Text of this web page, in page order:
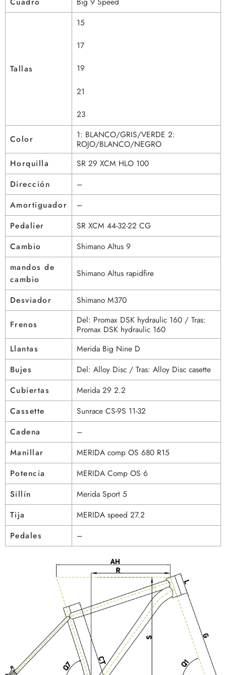
Tallas
15
17
19
21
23
Color
1: BLANCO/GRIS/VERDE 2:
ROJO/BLANCO/NEGRO
Horquilla
SR 29 XCM HLO 100
Dirección
–
Amortiguador
–
Pedalier
SR XCM 44-32-22 CG
Cambio
Shimano Altus 9
mandos de
cambio
Shimano Altus rapidfire
Desviador Shimano M370
Frenos
Del: Promax DSK hydraulic 160 / Tras:
Promax DSK hydraulic 160
Llantas
Merida Big Nine D
Bujes
Del: Alloy Disc / Tras: Alloy Disc casette
Cubiertas
Merida 29 2.2
Cassette
Sunrace CS-9S 11-32
Cadena
–
Manillar
MERIDA comp OS 680 R15
Potencia
MERIDA Comp OS 6
Sillín
Merida Sport 5
Tija
MERIDA speed 27.2
Pedales
–